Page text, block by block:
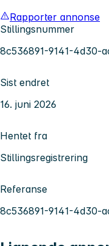
Rapporter annonse
Stillingsnummer
8c536891-9141-4d30-
Sist endret
16. juni 2026
Hentet fra
Stillingsregistrering
Referanse
8c536891-9141-4d30-